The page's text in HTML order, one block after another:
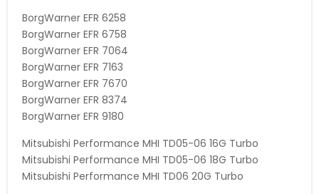
BorgWarner EFR 6258
BorgWarner EFR 6758
BorgWarner EFR 7064
BorgWarner EFR 7163
BorgWarner EFR 7670
BorgWarner EFR 8374
BorgWarner EFR 9180
Mitsubishi Performance MHI TD05-06 16G Turbo
Mitsubishi Performance MHI TD05-06 18G Turbo
Mitsubishi Performance MHI TD06 20G Turbo